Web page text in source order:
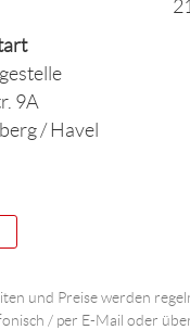
9A
/ Havel
und Preise werden
/ per E-Mail oder